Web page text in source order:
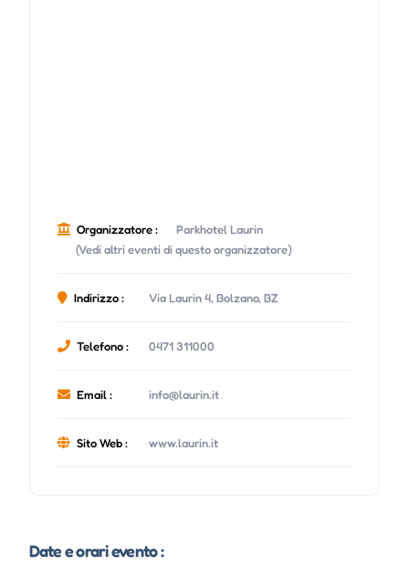
Organizzatore :
Parkhotel Laurin
(Vedi altri eventi di questo organizzatore)
Indirizzo : Via Laurin 4, Bolzano, BZ
Telefono : 0471 311000
Email : info@laurin.it
Sito Web : www.laurin.it
Date e orari evento :